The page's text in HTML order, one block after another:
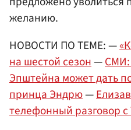
желанию.
НОВОСТИ ПО ТЕМЕ: —
на шестой сезон—СМИ:
Эпштейна может дать
принца Эндрю—
телефонный разговор